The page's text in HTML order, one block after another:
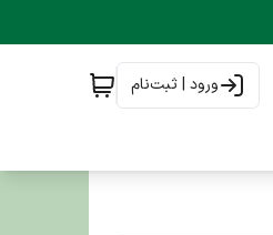
ورود | ثبت‌نام